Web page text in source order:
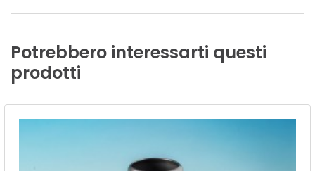
Potrebbero interessarti questi
prodotti